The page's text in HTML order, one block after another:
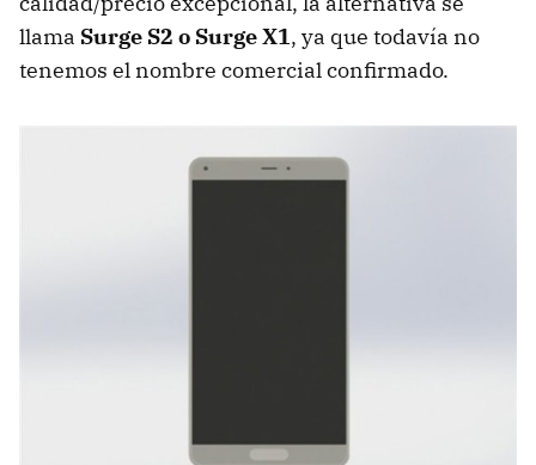
llama Surge S2 o Surge X1, ya que todavía no
tenemos el nombre comercial confirmado.